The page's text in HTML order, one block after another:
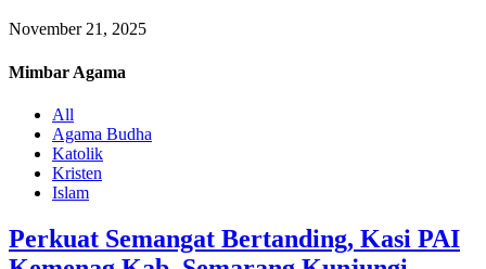
November 21, 2025
Mimbar Agama
All
Agama Budha
Katolik
Kristen
Islam
Perkuat Semangat Bertanding, Kasi PAI